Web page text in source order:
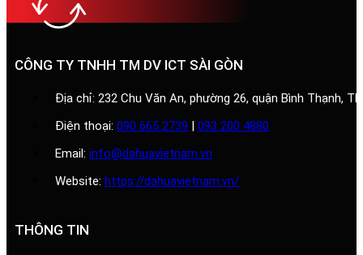
CÔNG TY TNHH TM DV ICT SÀI GÒN
Địa chỉ: 232 Chu Văn An, phường 26, quận Bình Thạnh,
Điện thoại: 090 665 2739 | 093 200 4880
Email: info@dahuavietnam.vn
Website: https://dahuavietnam.vn/
THÔNG TIN